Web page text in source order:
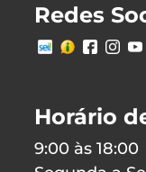
Redes
Horário
9:00 às 18:00